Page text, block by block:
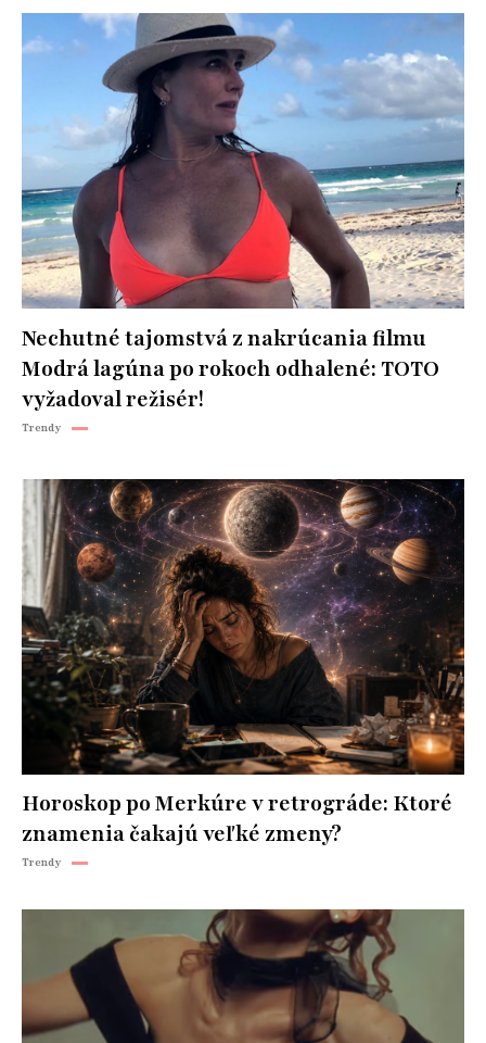
Nechutné tajomstvá z nakrúcania filmu
Modrá lagúna po rokoch odhalené: TOTO
vyžadoval režisér!
Trendy
Horoskop po Merkúre v retrográde: Ktoré
znamenia čakajú veľké zmeny?
Trendy